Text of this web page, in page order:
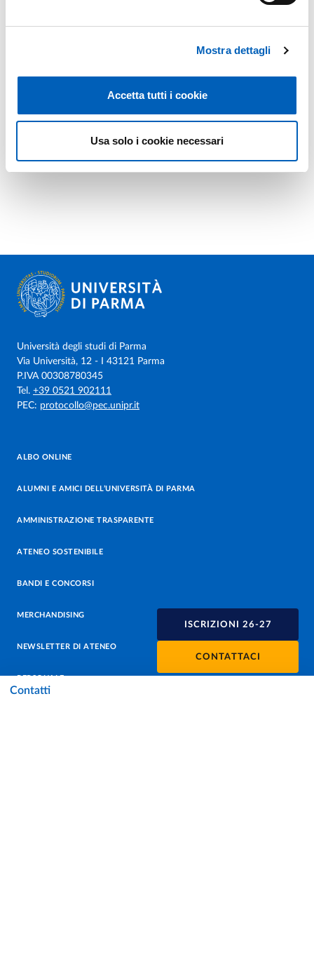
Mostra dettagli
Accetta tutti i cookie
Usa solo i cookie necessari
ISCRIZIONI 26-27
CONTATTACI
Contatti
Università degli studi di Parma
Via Università, 12 - I 43121 Parma
P.IVA 00308780345
Tel. +39 0521 902111
PEC: protocollo@pec.unipr.it
ALBO ONLINE
ALUMNI E AMICI DELL’UNIVERSITÀ DI PARMA
AMMINISTRAZIONE TRASPARENTE
ATENEO SOSTENIBILE
BANDI E CONCORSI
MERCHANDISING
NEWSLETTER DI ATENEO
PERSONALE